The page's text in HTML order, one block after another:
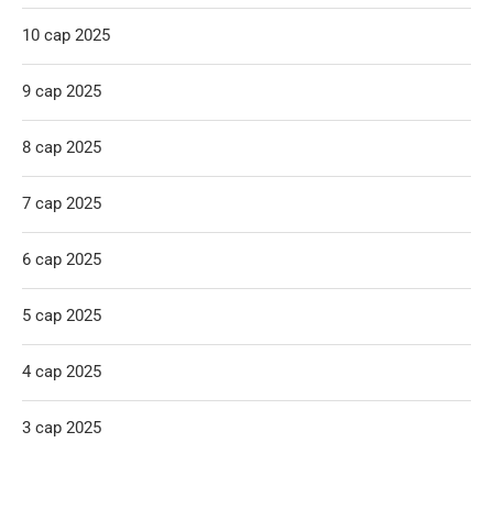
10 сар 2025
9 сар 2025
8 сар 2025
7 сар 2025
6 сар 2025
5 сар 2025
4 сар 2025
3 сар 2025